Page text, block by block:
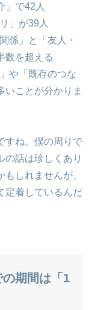
」で42人
」が39人
係」と「友人・
数を超える
や「既存のつな
いことが分かりま
すね。僕の周りで
の話は珍しくあり
しれませんが、
定着しているんだ
期間は「1